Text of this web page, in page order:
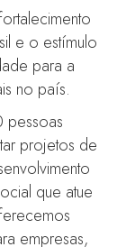
e o estímulo
para a
no país.
pessoas
projetos de
que atue
empresas,